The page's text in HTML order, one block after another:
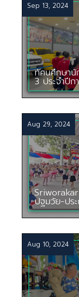
ทัศนศึกษานั
3 ประจำปี
Sep 13, 2024
ปฐมวัย-ปร
Aug 29, 2024
Aug 10, 2024